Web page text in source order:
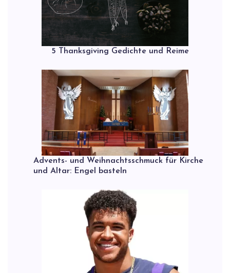
5 Thanksgiving Gedichte und Reime
Advents- und Weihnachtsschmuck für Kirche
und Altar: Engel basteln